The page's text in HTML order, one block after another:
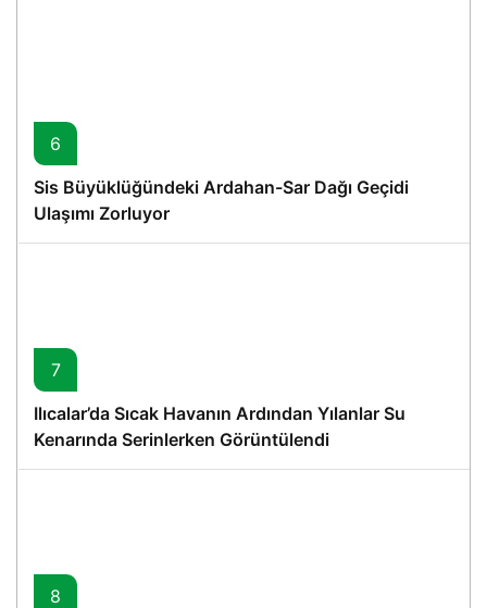
6
Sis Büyüklüğündeki Ardahan-Sar Dağı Geçidi
Ulaşımı Zorluyor
7
Ilıcalar’da Sıcak Havanın Ardından Yılanlar Su
Kenarında Serinlerken Görüntülendi
8